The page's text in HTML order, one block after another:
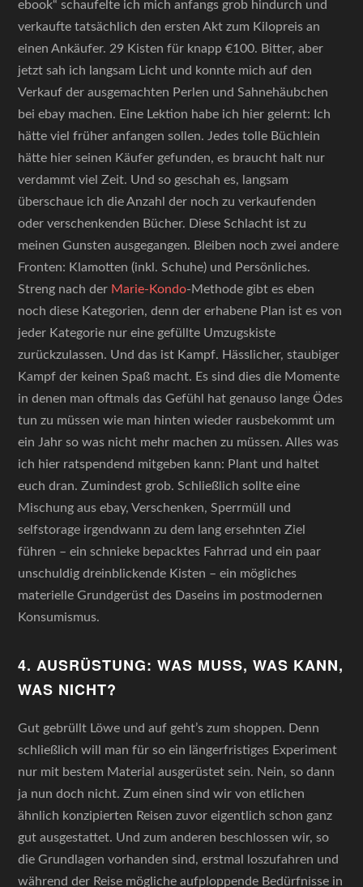
ebook“ schaufelte ich mich anfangs grob hindurch und
verkaufte tatsächlich den ersten Akt zum Kilopreis an
einen Ankäufer. 29 Kisten für knapp €100. Bitter, aber
jetzt sah ich langsam Licht und konnte mich auf den
Verkauf der ausgemachten Perlen und Sahnehäubchen
bei ebay machen. Eine Lektion habe ich hier gelernt: Ich
hätte viel früher anfangen sollen. Jedes tolle Büchlein
hätte hier seinen Käufer gefunden, es braucht halt nur
verdammt viel Zeit. Und so geschah es, langsam
überschaue ich die Anzahl der noch zu verkaufenden
oder verschenkenden Bücher. Diese Schlacht ist zu
meinen Gunsten ausgegangen. Bleiben noch zwei andere
Fronten: Klamotten (inkl. Schuhe) und Persönliches.
Streng nach der Marie-Kondo-Methode gibt es eben
noch diese Kategorien, denn der erhabene Plan ist es von
jeder Kategorie nur eine gefüllte Umzugskiste
zurückzulassen. Und das ist Kampf. Hässlicher, staubiger
Kampf der keinen Spaß macht. Es sind dies die Momente
in denen man oftmals das Gefühl hat genauso lange Ödes
tun zu müssen wie man hinten wieder rausbekommt um
ein Jahr so was nicht mehr machen zu müssen. Alles was
ich hier ratspendend mitgeben kann: Plant und haltet
euch dran. Zumindest grob. Schließlich sollte eine
Mischung aus ebay, Verschenken, Sperrmüll und
selfstorage irgendwann zu dem lang ersehnten Ziel
führen – ein schnieke bepacktes Fahrrad und ein paar
unschuldig dreinblickende Kisten – ein mögliches
materielle Grundgerüst des Daseins im postmodernen
Konsumismus.
4. AUSRÜSTUNG: WAS MUSS, WAS KANN,
WAS NICHT?
Gut gebrüllt Löwe und auf geht’s zum shoppen. Denn
schließlich will man für so ein längerfristiges Experiment
nur mit bestem Material ausgerüstet sein. Nein, so dann
ja nun doch nicht. Zum einen sind wir von etlichen
ähnlich konzipierten Reisen zuvor eigentlich schon ganz
gut ausgestattet. Und zum anderen beschlossen wir, so
die Grundlagen vorhanden sind, erstmal loszufahren und
während der Reise mögliche aufploppende Bedürfnisse in